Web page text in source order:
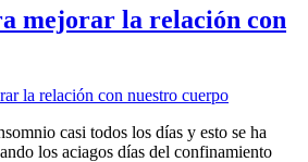
mejorar la relación con
casi todos los días y esto se ha
los aciagos días del confinamiento